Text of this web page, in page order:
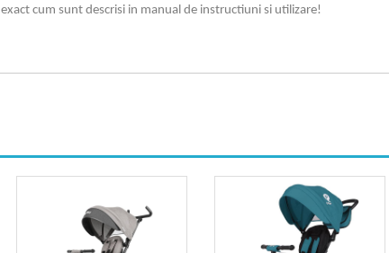
exact cum sunt descrisi in manual de instructiuni si utilizare!